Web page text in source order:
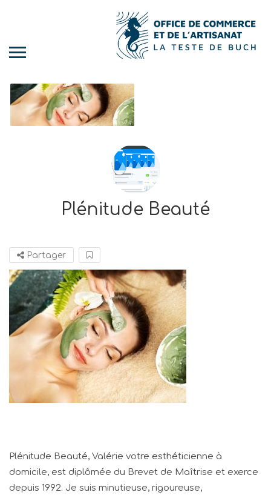
Plénitude Beauté
Partager
Plénitude Beauté, Valérie votre esthéticienne à
domicile, est diplômée du Brevet de Maîtrise et exerce
depuis 1992. Je suis minutieuse, rigoureuse,